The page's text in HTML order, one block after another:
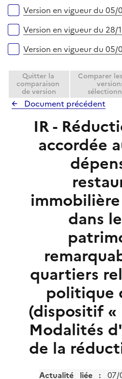
Version en vigueur du 05/
Version en vigueur du 28/
Version en vigueur du 05/
Quitter la
comparaison
de version
Comparer
Document précédent
IR -
accordée
dans
quartiers
politique
(dispositif «
Modalités
de la
Actualité liée :